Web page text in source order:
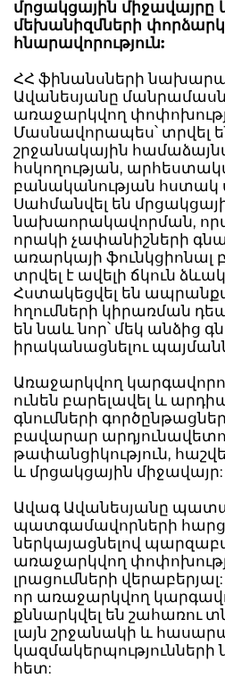
մրցակցային միջավայրը
մեխանիզմների
հնարավորություն:
ՀՀ ֆինանսների
Ավանեսյանը մանրամասն
առաջարկվող
Մասնավորապես՝ տրվել
շրջանակային
հսկողության,
բանականության հստակ
Սահմանվել են
նախաորակավորման,
որակի չափանիշների
առարկայի ֆունկցիոնալ
տրվել է ավելի ճկուն
Հստակեցվել են
հղումների կիրառման
են նաև նոր՝ մեկ անձից
իրականացնելու
Առաջարկվող
ունեն բարելավել և
գնումների
բավարար
թափանցիկություն,
և մրցակցային միջավայր:
Ավագ Ավանեսյանը
պատգամավորների
ներկայացնելով
առաջարկվող
լրացումների
որ առաջարկվող
քննարկվել են շահառու
լայն շրջանակի և
կազմակերպությունների
հետ: